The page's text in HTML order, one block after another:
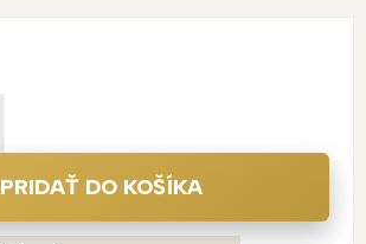
PRIDAŤ DO KOŠÍKA